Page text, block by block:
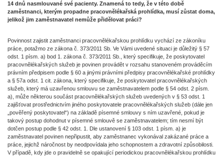
14 dnů nasmlouvané své pacienty. Znamená to tedy, že v této době
zaměstnanci, kterým propadne pracovnělékařská prohlídka, musí zůstat doma,
jelikož jim zaměstnavatel nemůže přidělovat práci?
Povinnost zajistit zaměstnanci pracovnělékařskou prohlídku vychází ze zákoníku
práce, potažmo ze zákona č. 373/2011 Sb. Ve Vámi uvedené situaci je důležitý § 57
odst. 1 písm. a) bod 1. zákona č. 373/2011 Sb., který specifikuje, že poskytovatel
pracovnělékařských služeb je povinen provádět v rozsahu stanoveném prováděcím
právním předpisem podle § 60 a jinými právními předpisy pracovnělékařské prohlídky
a § 57a odst. 1 cit. zákona, který specifikuje, že poskytovatel pracovnělékařských
služeb, který má uzavřenou smlouvu se zaměstnavatelem podle § 54 odst. 2 písm.
a), může některou součást pracovnělékařských služeb uvedených v § 53 odst. 1
zajišťovat prostřednictvím jiného poskytovatele pracovnělékařských služeb (dále jen
„pověřený poskytovatel“) na základě písemné smlouvy s ním uzavřené, pokud je
takový postup dohodnut v písemné smlouvě se zaměstnavatelem; tím nesmí být
dotčen postup podle § 42 odst. 1. Dle ustanovení § 103 odst. 1 písm. a) je
zaměstnavatel povinen nepřipustit, aby zaměstnanec vykonával zakázané práce a
práce, jejichž náročnost by neodpovídala jeho schopnostem a zdravotní způsobilosti.
V případě, kdy jde o pravidelně se opakující periodickou pracovnělékařskou prohlídku